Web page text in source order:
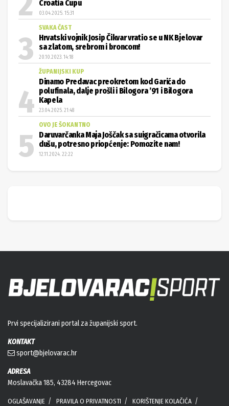
Croatia Cupu
03.04.2025. 15:31
SVAKA ČAST
Hrvatski vojnik Josip Čikvar vratio se u NK Bjelovar
sa zlatom, srebrom i broncom!
20.10.2023. 14:18
ŽUPANIJSKI KUP
Dinamo Predavac preokretom kod Garića do
polufinala, dalje prošli i Bilogora ’91 i Bilogora
Kapela
23.04.2025. 21:48
OVO JE ŠOKANTNO
Daruvarčanka Maja Joščak sa suigračicama otvorila
dušu, potresno priopćenje: Pomozite nam!
12.11.2024. 22:22
Prvi specijalizirani portal za županijski sport.
KONTAKT
sport@bjelovarac.hr
ADRESA
Moslavačka 185, 43284 Hercegovac
OGLAŠAVANJE PRAVILA O PRIVATNOSTI KORIŠTENJE KOLAČIĆA